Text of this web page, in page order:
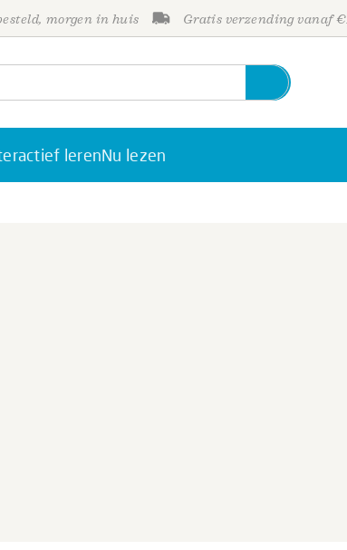
morgen in huis Gratis verzending vanaf
lerenNu lezen